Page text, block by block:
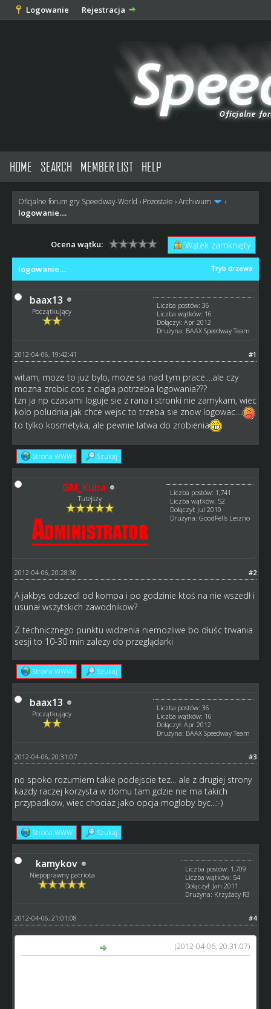
Logowanie Rejestracja
HOME SEARCH MEMBER LIST HELP
Oficjalne forum gry Speedway-World › Pozostałe ›Archiwum ›
logowanie....
Wątek zamknięty
Ocena wątku:
Tryb drzewa
logowanie....
baax13
Początkujący
Liczba postów: 36
Liczba wątków: 16
Dołączył: Apr 2012
Drużyna: BAAX Speedway Team
#1
2012-04-06, 19:42:41
witam, moze to juz bylo, moze sa nad tym prace....ale czy
mozna zrobic cos z ciagla potrzeba logowania???
tzn ja np czasami loguje sie z rana i stronki nie zamykam, wiec
kolo poludnia jak chce wejsc to trzeba sie znow logowac....
to tylko kosmetyka, ale pewnie latwa do zrobienia
Strona WWW Szukaj
GM_Kuba
Tutejszy
Liczba postów: 1,741
Liczba wątków: 52
Dołączył: Jul 2010
Drużyna: GoodFells Leszno
#2
2012-04-06, 20:28:30
A jakbys odszedl od kompa i po godzinie ktoś na nie wszedł i
usunał wszytskich zawodnikow?
Z technicznego punktu widzenia niemozliwe bo dłuśc trwania
sesji to 10-30 min zalezy do przeglądarki
Strona WWW Szukaj
baax13
Początkujący
Liczba postów: 36
Liczba wątków: 16
Dołączył: Apr 2012
Drużyna: BAAX Speedway Team
#3
2012-04-06, 20:31:07
no spoko rozumiem takie podejscie tez... ale z drugiej strony
kazdy raczej korzysta w domu tam gdzie nie ma takich
przypadkow, wiec chociaz jako opcja mogloby byc...:-)
Strona WWW Szukaj
kamykov
Niepoprawny patriota
Liczba postów: 1,709
Liczba wątków: 54
Dołączył: Jan 2011
Drużyna: Krzyżacy R3
#4
2012-04-06, 21:01:08
(2012-04-06, 20:31:07)